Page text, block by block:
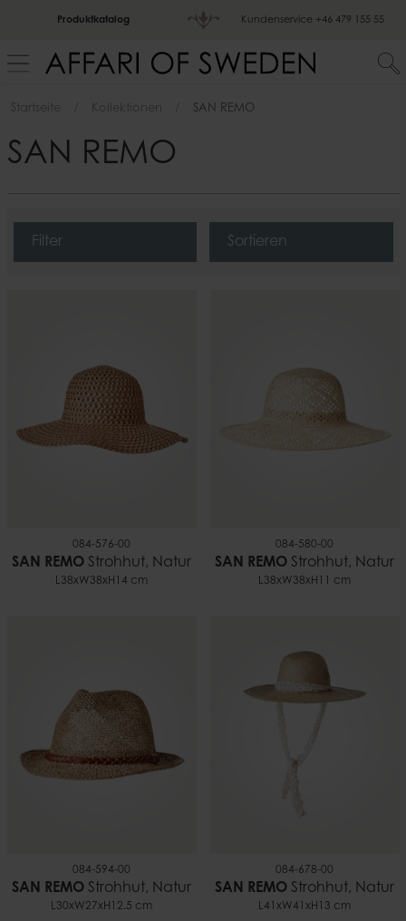
Produktkatalog Kundenservice +46 479 155 55
Startseite Kollektionen SAN REMO
SAN REMO
Filter Sortieren
084-576-00
SAN REMO Strohhut, Natur
L38xW38xH14 cm
084-580-00
SAN REMO Strohhut, Natur
L38xW38xH11 cm
084-594-00
SAN REMO Strohhut, Natur
L30xW27xH12.5 cm
084-678-00
SAN REMO Strohhut, Natur
L41xW41xH13 cm